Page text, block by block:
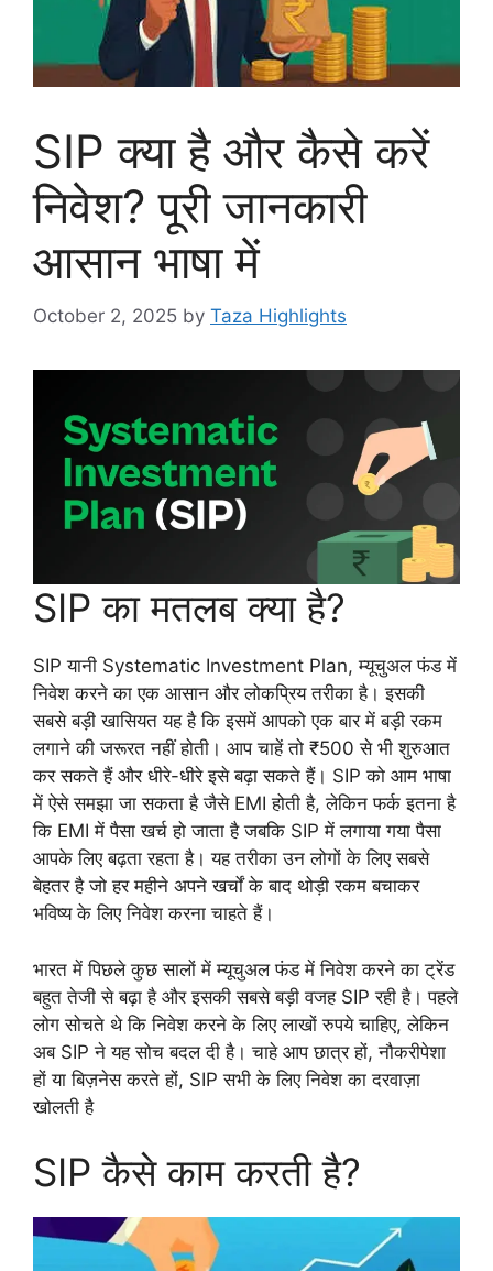
SIP क्या है और कैसे करें
निवेश? पूरी जानकारी
आसान भाषा में
October 2, 2025 by Taza Highlights
SIP का मतलब क्या है?
SIP यानी Systematic Investment Plan, म्यूचुअल फंड में
निवेश करने का एक आसान और लोकप्रिय तरीका है। इसकी
सबसे बड़ी खासियत यह है कि इसमें आपको एक बार में बड़ी रकम
लगाने की जरूरत नहीं होती। आप चाहें तो ₹500 से भी शुरुआत
कर सकते हैं और धीरे-धीरे इसे बढ़ा सकते हैं। SIP को आम भाषा
में ऐसे समझा जा सकता है जैसे EMI होती है, लेकिन फर्क इतना है
कि EMI में पैसा खर्च हो जाता है जबकि SIP में लगाया गया पैसा
आपके लिए बढ़ता रहता है। यह तरीका उन लोगों के लिए सबसे
बेहतर है जो हर महीने अपने खर्चों के बाद थोड़ी रकम बचाकर
भविष्य के लिए निवेश करना चाहते हैं।
भारत में पिछले कुछ सालों में म्यूचुअल फंड में निवेश करने का ट्रेंड
बहुत तेजी से बढ़ा है और इसकी सबसे बड़ी वजह SIP रही है। पहले
लोग सोचते थे कि निवेश करने के लिए लाखों रुपये चाहिए, लेकिन
अब SIP ने यह सोच बदल दी है। चाहे आप छात्र हों, नौकरीपेशा
हों या बिज़नेस करते हों, SIP सभी के लिए निवेश का दरवाज़ा
खोलती है
SIP कैसे काम करती है?